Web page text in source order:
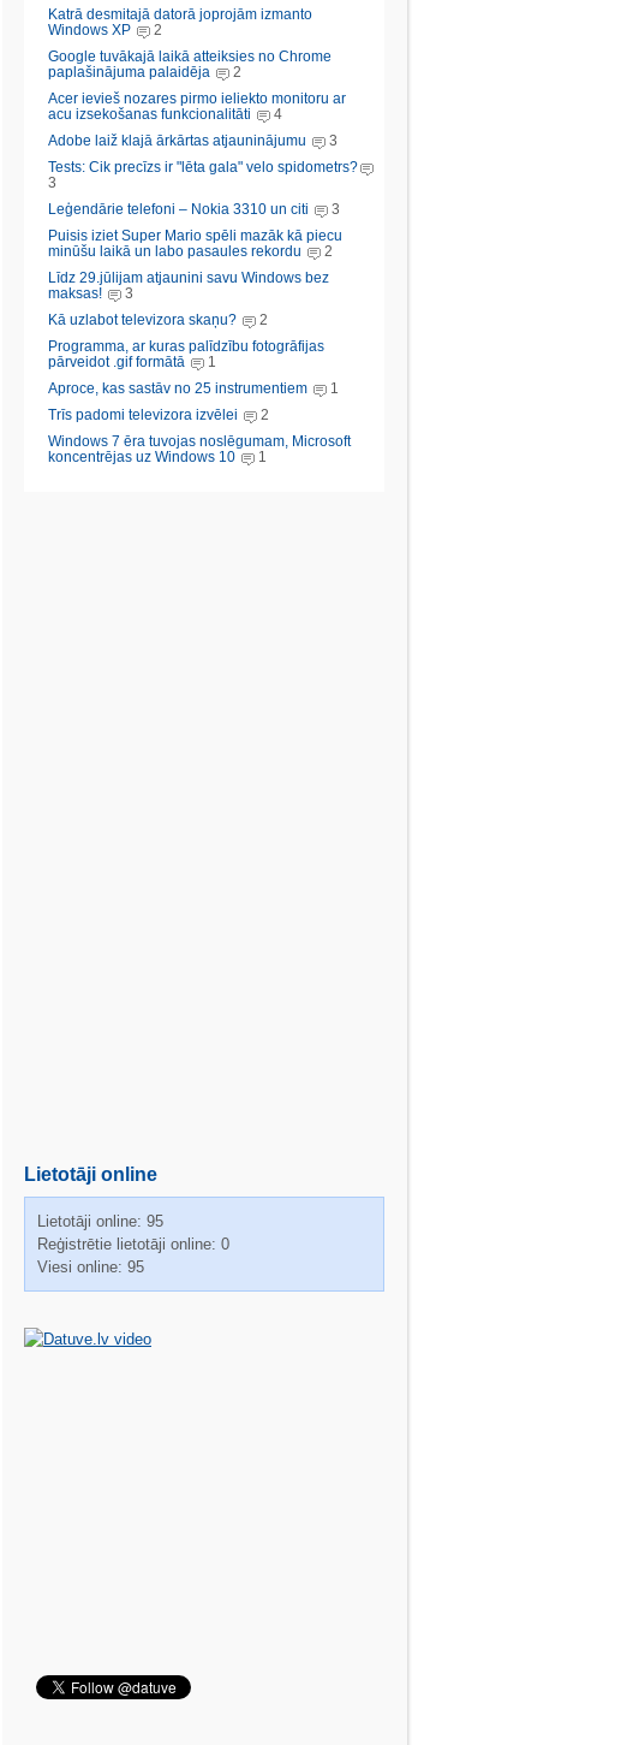
Katrā desmitajā datorā joprojām izmanto
Windows XP
2
Google tuvākajā laikā atteiksies no Chrome
paplašinājuma palaidēja
2
Acer ievieš nozares pirmo ieliekto monitoru ar
acu izsekošanas funkcionalitāti
4
Adobe laiž klajā ārkārtas atjauninājumu
3
Tests: Cik precīzs ir "lēta gala" velo spidometrs?
3
Leģendārie telefoni – Nokia 3310 un citi
3
Puisis iziet Super Mario spēli mazāk kā piecu
minūšu laikā un labo pasaules rekordu
2
Līdz 29.jūlijam atjaunini savu Windows bez
maksas!
3
Kā uzlabot televizora skaņu?
2
Programma, ar kuras palīdzību fotogrāfijas
pārveidot .gif formātā
1
Aproce, kas sastāv no 25 instrumentiem
1
Trīs padomi televizora izvēlei
2
Windows 7 ēra tuvojas noslēgumam, Microsoft
koncentrējas uz Windows 10
1
Lietotāji online
Lietotāji online: 95
Reģistrētie lietotāji online: 0
Viesi online: 95